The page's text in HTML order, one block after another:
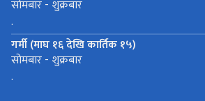
जाडो (कार्तिक १६ देखि माघ १५)
सोमबार - शुक्रबार
.
गर्मी (माघ १६ देखि कार्तिक १५)
सोमबार - शुक्रबार